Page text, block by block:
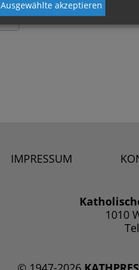
IMPRESSUM
1010
Ausgewählte akzeptieren